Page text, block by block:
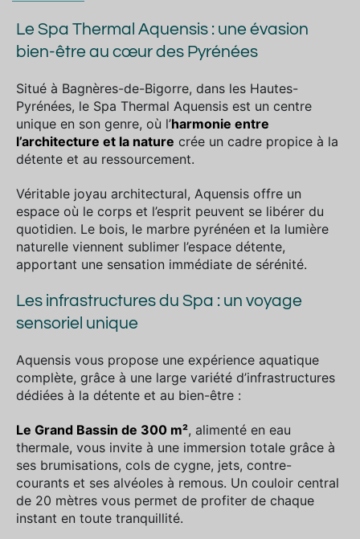
Le Spa Thermal Aquensis : une évasion
bien-être au cœur des Pyrénées
Situé à Bagnères-de-Bigorre, dans les Hautes-
Pyrénées, le Spa Thermal Aquensis est un centre
unique en son genre, où l’harmonie entre
l’architecture et la nature crée un cadre propice à la
détente et au ressourcement.
Véritable joyau architectural, Aquensis offre un
espace où le corps et l’esprit peuvent se libérer du
quotidien. Le bois, le marbre pyrénéen et la lumière
naturelle viennent sublimer l’espace détente,
apportant une sensation immédiate de sérénité.
Les infrastructures du Spa : un voyage
sensoriel unique
Aquensis vous propose une expérience aquatique
complète, grâce à une large variété d’infrastructures
dédiées à la détente et au bien-être :
Le Grand Bassin de 300 m², alimenté en eau
thermale, vous invite à une immersion totale grâce à
ses brumisations, cols de cygne, jets, contre-
courants et ses alvéoles à remous. Un couloir central
de 20 mètres vous permet de profiter de chaque
instant en toute tranquillité.